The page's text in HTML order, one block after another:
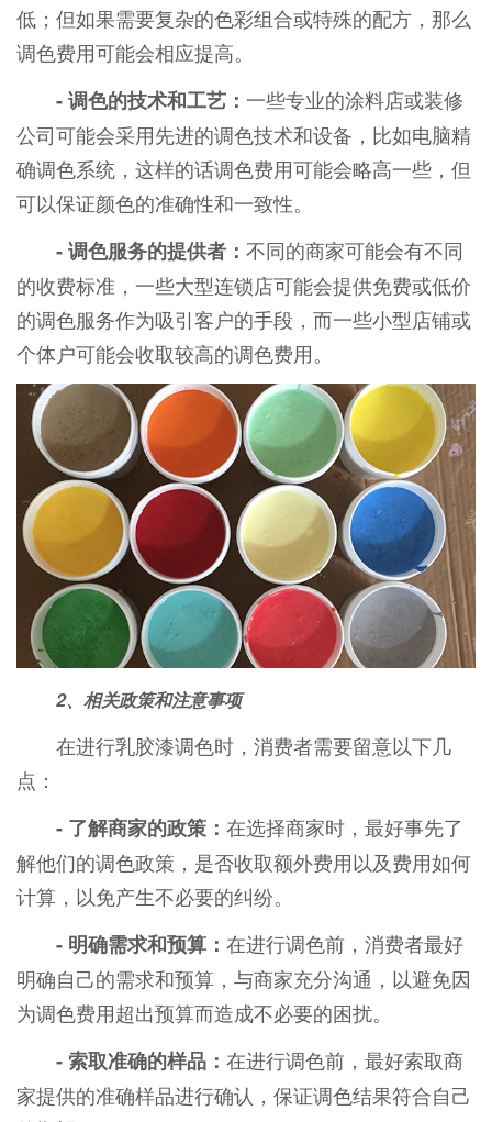
低；但如果需要复杂的色彩组合或特殊的配方，那么
调色费用可能会相应提高。
- 调色的技术和工艺： 一些专业的涂料店或装修
公司可能会采用先进的调色技术和设备，比如电脑精
确调色系统，这样的话调色费用可能会略高一些，但
可以保证颜色的准确性和一致性。
- 调色服务的提供者： 不同的商家可能会有不同
的收费标准，一些大型连锁店可能会提供免费或低价
的调色服务作为吸引客户的手段，而一些小型店铺或
个体户可能会收取较高的调色费用。
2、相关政策和注意事项
在进行乳胶漆调色时，消费者需要留意以下几
点：
- 了解商家的政策： 在选择商家时，最好事先了
解他们的调色政策，是否收取额外费用以及费用如何
计算，以免产生不必要的纠纷。
- 明确需求和预算： 在进行调色前，消费者最好
明确自己的需求和预算，与商家充分沟通，以避免因
为调色费用超出预算而造成不必要的困扰。
- 索取准确的样品： 在进行调色前，最好索取商
家提供的准确样品进行确认，保证调色结果符合自己